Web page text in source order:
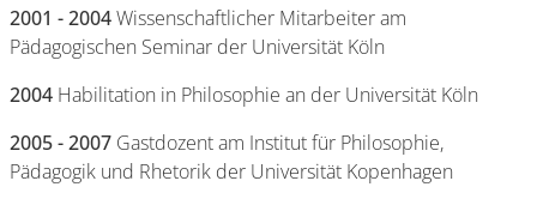
2001 - 2004Wissenschaftlicher Mitarbeiter am
Pädagogischen Seminar der Universität Köln
2004 Habilitation in Philosophie an der Universität Köln
2005 - 2007 Gastdozent am Institut für Philosophie,
Pädagogik und Rhetorik der Universität Kopenhagen